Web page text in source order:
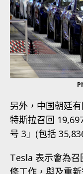
另外，中国朝廷
特斯拉召回
号 3」(包括
Tesla 表示會為
修工作，與及重